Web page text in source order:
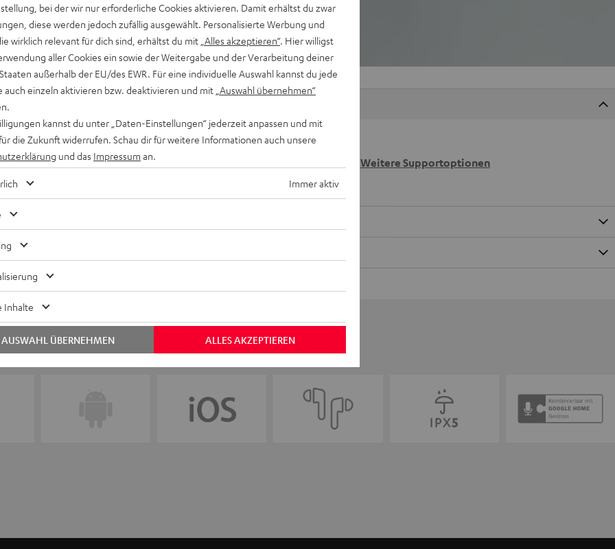
Keinen Store in der Nähe? Kein Problem, wir
beraten dich auch persönlich am Telefon.
Weitere Supportoptionen
bei der wir nur erforderliche Cookies aktivieren. Damit erhältst du zwar
diese werden jedoch zufällig ausgewählt. Personalisierte Werbung und
wirklich relevant für dich sind, erhältst du mit „Alles akzeptieren“. Hier willigst
aller Cookies ein sowie der Weitergabe und der Verarbeitung deiner
außerhalb der EU/des EWR. Für eine individuelle Auswahl kannst du jede
auch einzeln aktivieren bzw. deaktivieren und mit „Auswahl übernehmen“
kannst du unter „Daten-Einstellungen“ jederzeit anpassen und mit
die Zukunft widerrufen. Schau dir für weitere Informationen auch unsere
und das Impressum an.
Immer aktiv
Inhalte
ALLES AKZEPTIEREN
AUSWAHL ÜBERNEHMEN